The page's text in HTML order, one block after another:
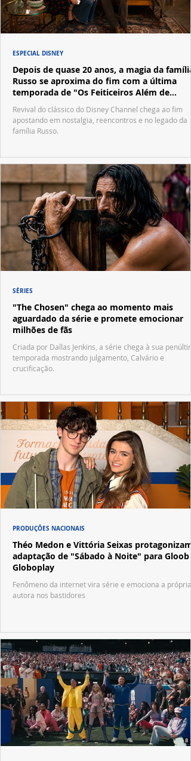
Depois de quase 20 anos, a magia da família
Russo se aproxima do fim com a última
temporada de "Os Feiticeiros Além de
Revival do clássico do Disney Channel chega ao fim
apostando em nostalgia, reencontros e no legado da
família Russo.
ESPECIAL DISNEY
"The Chosen" chega ao momento mais
aguardado da série e promete emocionar
milhões de fãs
Criada por Dallas Jenkins, a série chega à sua
temporada mostrando julgamento, Calvário e
crucificação.
SÉRIES
Théo Medon e Vittória Seixas protagonizam
adaptação de "Sábado à Noite" para Gloob e
Globoplay
Fenômeno da internet vira série e emociona a própria
autora nos bastidores
PRODUÇÕES NACIONAIS